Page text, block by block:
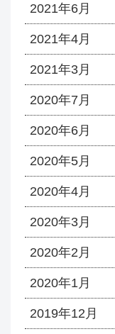
2021年6月
2021年4月
2021年3月
2020年7月
2020年6月
2020年5月
2020年4月
2020年3月
2020年2月
2020年1月
2019年12月